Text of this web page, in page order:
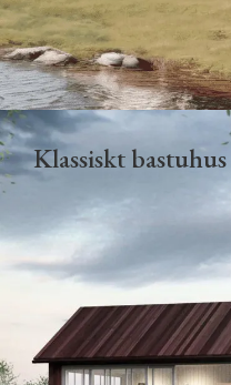
Klassiskt bastuhus